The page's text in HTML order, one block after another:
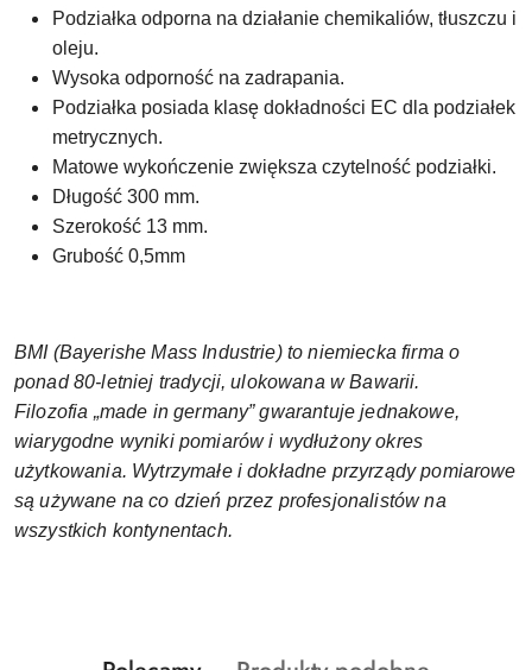
Podziałka odporna na działanie chemikaliów, tłuszczu i
oleju.
Wysoka odporność na zadrapania.
Podziałka posiada klasę dokładności EC dla podziałek
metrycznych.
Matowe wykończenie zwiększa czytelność podziałki.
Długość 300 mm.
Szerokość 13 mm.
Grubość 0,5mm
BMI (Bayerishe Mass Industrie) to niemiecka firma o
ponad 80-letniej tradycji, ulokowana w Bawarii.
Filozofia „made in germany” gwarantuje jednakowe,
wiarygodne wyniki pomiarów i wydłużony okres
użytkowania. Wytrzymałe i dokładne przyrządy pomiarowe
są używane na co dzień przez profesjonalistów na
wszystkich kontynentach.